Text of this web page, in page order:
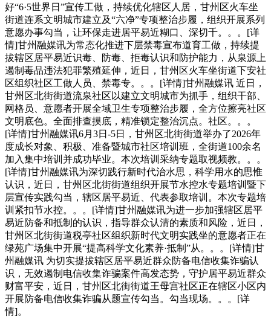
好“6·5世界日”宣传工做，持续优化辖区人居，甘州区火车坐
街道连系文明城市建立及“六净”专项整治步履，组织开展系列
意愿办事勾当，让环保走进居平易近糊口、深切千。。。[详
情]甘州融媒讯为常态化推进下层禁毒宣布道育工做，持续提
拔辖区居平易近识毒、防毒、拒毒认识和防护能力，从泉源上
遏制毒品违法犯罪繁殖延伸，近日，甘州区火车坐街道下安社
区组织社区工做人员、禁毒专。。。[详情]甘州融媒讯 近日，
甘州区北街街道流泉社区以建立文明城市为抓手，组织干部、
网格员、意愿者开展全域卫生专项整治步履，全方位擦亮社区
文明底色。全面排查摸底，精准锁定整治沉点。社区。。。
[详情]甘州融媒讯6月3日-5日，甘州区北街街道举办了2026年
度成长对象、积极、准备暨城市社区培训班，全街道100余名
加入集中培训并成功毕业。本次培训采纳专题取视频教。。。
[详情]甘州融媒讯为深切践行新时代治水思，科学用水的思惟
认识，近日，甘州区北街街道组织开展节水控水专题培训暨下
层宣传实践勾当，辖区居平易近、代表参取培训。本次专题培
训紧扣节水控。。。[详情]甘州融媒讯为进一步加强辖区居平
易近防备和抵制的认识，指导群众认清的素质和风险，近日，
甘州区北街街道税亭社区组织新时代文明实践坐的意愿者正在
绿苑广场集中开展“提高科学文化素养·抵制”从。。。[详情]甘
州融媒讯 为切实提拔辖区居平易近群众防备电信收集诈骗认
识，无效遏制电信收集诈骗案件高发态势，守护居平易近群众
财富平安，近日，甘州区北街街道王母宫社区正在辖区小区内
开展防备电信收集诈骗从题宣传勾当。勾当现场。。。[详
情]。